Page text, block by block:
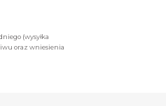
(wysyłka
oraz wniesienia